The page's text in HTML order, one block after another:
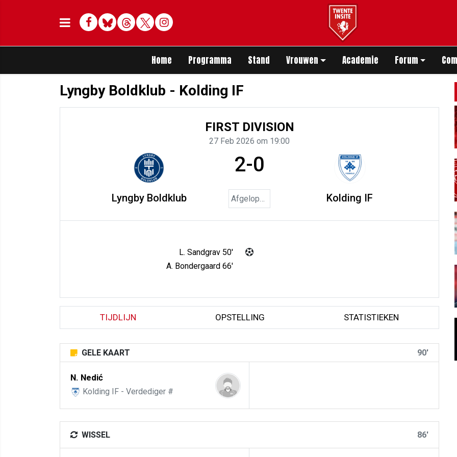
Facebook
BlueskyThreadsTwitterDelen op Whatsapp
Home Programma Stand Vrouwen Academie Forum
Lyngby Boldklub - Kolding IF
FIRST DIVISION
27 Feb 2026 om 19:00
Lyngby Boldklub
2-0
Kolding IF
L. Sandgrav 50'
A. Bondergaard 66'
TIJDLIJN OPSTELLING STATISTIEKEN
GELE KAART 90'
N. Nedić
Kolding IF - Verdediger #
WISSEL 86'